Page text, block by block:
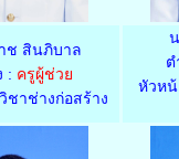
ช สินภิบาล
: ครูผู้ช่วย
าช่างก่อสร้าง
หัวห